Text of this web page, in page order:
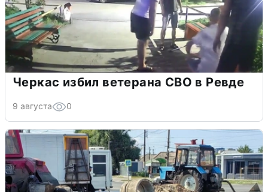
Черкас избил ветерана СВО в Ревде
9 августа 0